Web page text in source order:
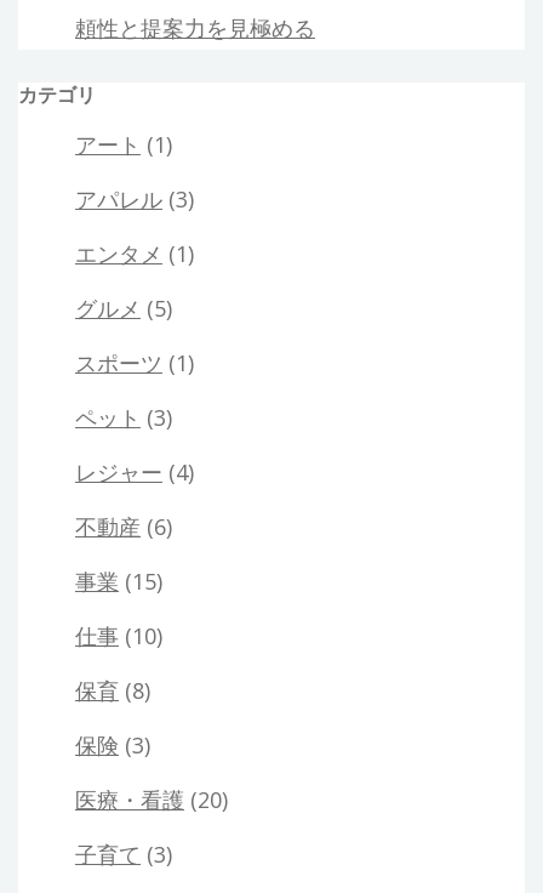
頼性と提案力を見極める
カテゴリ
アート (1)
アパレル (3)
エンタメ (1)
グルメ (5)
スポーツ (1)
ペット (3)
レジャー (4)
不動産 (6)
事業 (15)
仕事 (10)
保育 (8)
保険 (3)
医療・看護 (20)
子育て (3)